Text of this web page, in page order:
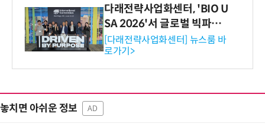
다래전략사업화센터, 'BIO U
SA 2026'서 글로벌 빅파마
와의 비즈니스 미팅 지원…K
-바이오 해외 진출 교두보 확
보
[다래전략사업화센터] 뉴스룸 바
로가기>
놓치면 아쉬운 정보 AD